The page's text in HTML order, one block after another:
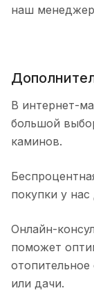
наш менеджер
В интернет-
большой
каминов.
покупки у
Онлайн-
поможет
или дачи.